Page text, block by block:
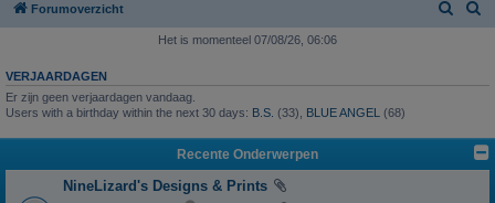
Forumoverzicht
k
k
Het is momenteel 07/08/26, 06:06
VERJAARDAGEN
Er zijn geen verjaardagen vandaag.
Users with a birthday within the next 30 days: B.S. (33), BLUE ANGEL (68)
Recente Onderwerpen
NineLizard's Designs & Prints